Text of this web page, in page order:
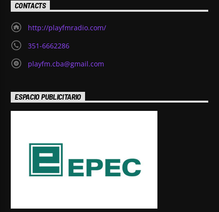
CONTACTS
http://playfmradio.com/
351-6662286
playfm.cba@gmail.com
ESPACIO PUBLICITARIO